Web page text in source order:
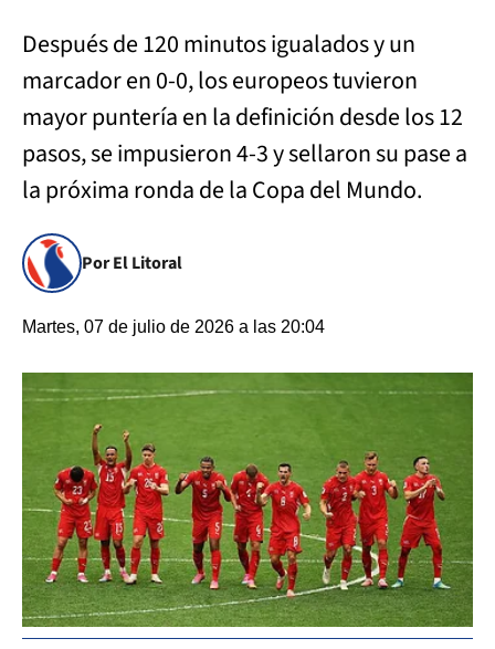
Después de 120 minutos igualados y un
marcador en 0-0, los europeos tuvieron
mayor puntería en la definición desde los 12
pasos, se impusieron 4-3 y sellaron su pase a
la próxima ronda de la Copa del Mundo.
Por El Litoral
Martes, 07 de julio de 2026 a las 20:04